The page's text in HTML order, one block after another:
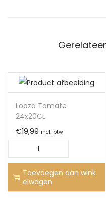
Looza Tomate
24x20CL
€19,99 incl. btw
Toevoegen aan wink
elwagen